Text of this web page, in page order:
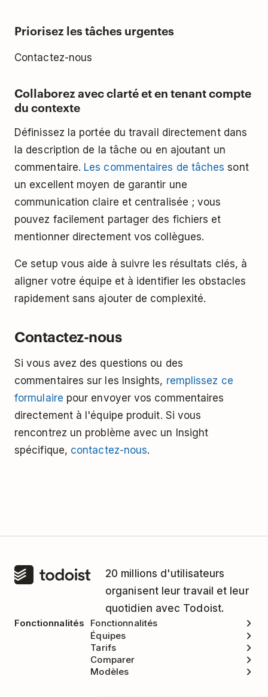
Priorisez les tâches urgentes
Contactez-nous
Collaborez avec clarté et en tenant compte
du contexte
Définissez la portée du travail directement dans
la description de la tâche ou en ajoutant un
commentaire. Les commentaires de tâches sont
un excellent moyen de garantir une
communication claire et centralisée ; vous
pouvez facilement partager des fichiers et
mentionner directement vos collègues.
Ce setup vous aide à suivre les résultats clés, à
aligner votre équipe et à identifier les obstacles
rapidement sans ajouter de complexité.
Contactez-nous
Si vous avez des questions ou des
commentaires sur les Insights, remplissez ce
formulaire pour envoyer vos commentaires
directement à l'équipe produit. Si vous
rencontrez un problème avec un Insight
spécifique, contactez-nous.
20 millions d'utilisateurs
organisent leur travail et leur
quotidien avec Todoist.
Fonctionnalités
Fonctionnalités
Équipes
Tarifs
Comparer
Modèles